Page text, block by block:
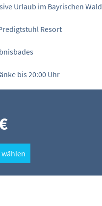
Urlaub im Bayrischen Wald
Resort
bis 20:00 Uhr